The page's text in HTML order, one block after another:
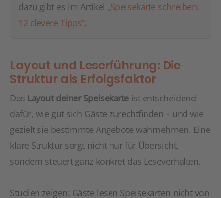
dazu gibt es im Artikel „Speisekarte schreiben:
12 clevere Tipps“.
Layout und Leserführung: Die
Struktur als Erfolgsfaktor
Das Layout deiner Speisekarteist entscheidend
dafür, wie gut sich Gäste zurechtfinden – und wie
gezielt sie bestimmte Angebote wahrnehmen. Eine
klare Struktur sorgt nicht nur für Übersicht,
sondern steuert ganz konkret das Leseverhalten.
Studien zeigen: Gäste lesen Speisekarten nicht von